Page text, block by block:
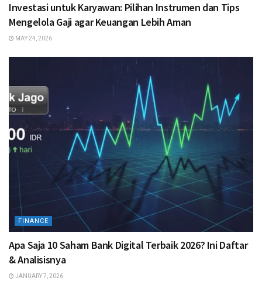
Investasi untuk Karyawan: Pilihan Instrumen dan Tips
Mengelola Gaji agar Keuangan Lebih Aman
MAY 24, 2026
FINANCE
Apa Saja 10 Saham Bank Digital Terbaik 2026? Ini Daftar
& Analisisnya
JANUARY 7, 2026